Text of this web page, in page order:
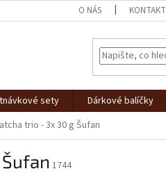
O NÁS KONTAKT
sety Dárkové balíčky
trio - 3x 30 g Šufan
1744